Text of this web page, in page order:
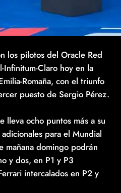
los pilotos del Oracle Red
Infinitum-Claro hoy en la
Romaña, con el triunfo
puesto de Sergio Pérez.
lleva ocho puntos más a su
para el Mundial
mañana domingo podrán
y dos, en P1 y P3
intercalados en P2 y